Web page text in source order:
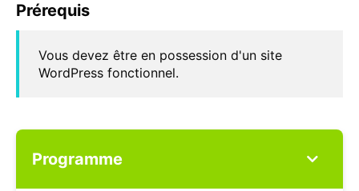
Prérequis
Vous devez être en possession d'un site
WordPress fonctionnel.
Programme